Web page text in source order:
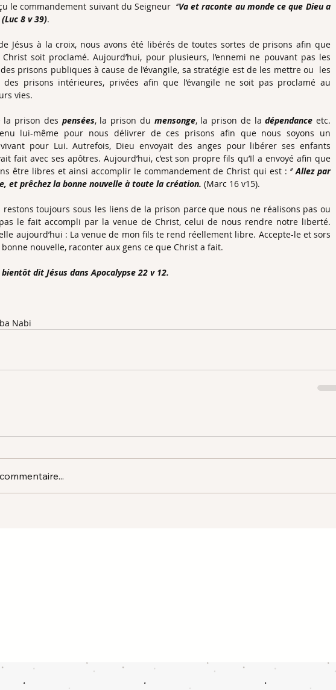
le commandement suivant du Seigneur  ‘’Va et raconte au monde ce que Dieu a
8 v 39).
Jésus à la croix, nous avons été libérés de toutes sortes de prisons afin que
Christ soit proclamé. Aujourd’hui, pour plusieurs, l’ennemi ne pouvant pas les
prisons publiques à cause de l’évangile, sa stratégie est de les mettre ou  les
des prisons intérieures, privées afin que l’évangile ne soit pas proclamé au
vies.
la prison des pensées, la prison du mensonge, la prison de la dépendance etc.
lui-même pour nous délivrer de ces prisons afin que nous soyons un
pour Lui. Autrefois, Dieu envoyait des anges pour libérer ses enfants
fait avec ses apôtres. Aujourd’hui, c’est son propre fils qu’Il a envoyé afin que
être libres et ainsi accomplir le commandement de Christ qui est : ‘’ Allez par
et prêchez la bonne nouvelle à toute la création. (Marc 16 v15).
restons toujours sous les liens de la prison parce que nous ne réalisons pas ou
pas le fait accompli par la venue de Christ, celui de nous rendre notre liberté.
aujourd’hui : La venue de mon fils te rend réellement libre. Accepte-le et sors
nouvelle, raconter aux gens ce que Christ a fait.
dit Jésus dans Apocalypse 22 v 12.
Nabi